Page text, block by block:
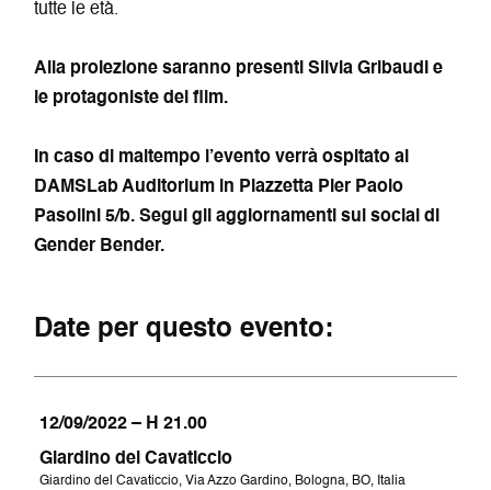
tutte le età.
Alla proiezione saranno presenti Silvia Gribaudi e
le protagoniste del film.
In caso di maltempo l’evento verrà ospitato al
DAMSLab Auditorium in Piazzetta Pier Paolo
Pasolini 5/b. Segui gli aggiornamenti sui social di
Gender Bender.
Date per questo evento:
12/09/2022 – H 21.00
Giardino del Cavaticcio
Giardino del Cavaticcio, Via Azzo Gardino, Bologna, BO, Italia